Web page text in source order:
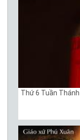
Thứ 6 Tuần